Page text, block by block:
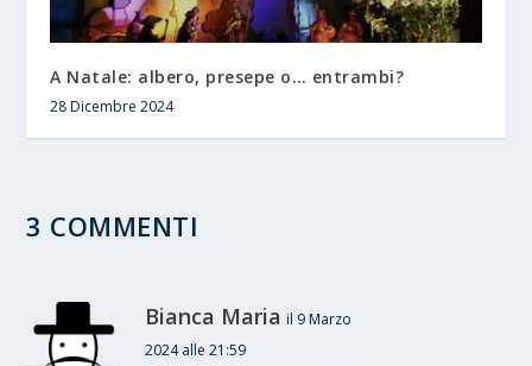
A Natale: albero, presepe o… entrambi?
28 Dicembre 2024
3 COMMENTI
Bianca Maria il 9 Marzo
2024 alle 21:59